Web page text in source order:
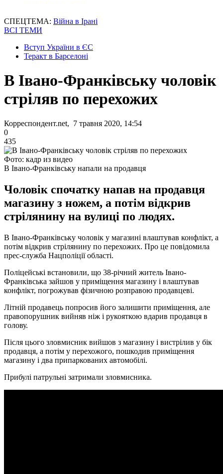
СПЕЦТЕМА: Війна в Ірані
ВСІ ТЕМИ
Вступ України в ЄС
Теракт в Барселоні
В Івано-Франківську чоловік
стріляв по перехожих
Корреспондент.net, 7 травня 2020, 14:54
0
435
Фото: кадр из видео
В Івано-Франківську напали на продавця
Чоловік спочатку напав на продавця
магазину з ножем, а потім відкрив
стрілянину на вулиці по людях.
В Івано-Франківську чоловік у магазині влаштував конфлікт, а
потім відкрив стрілянину по перехожих. Про це повідомила
прес-служба Нацполіції області.
Поліцейські встановили, що 38-річний житель Івано-
Франківська зайшов у приміщення магазину і влаштував
конфлікт, погрожував фізичною розправою продавцеві.
Літній продавець попросив його залишити приміщення, але
правопорушник вийняв ніж і рукояткою вдарив продавця в
голову.
Після цього зловмисник вийшов з магазину і вистрілив у бік
продавця, а потім у перехожого, пошкодив приміщення
магазину і два припаркованих автомобілі.
Прибулі патрульні затримали зловмисника.